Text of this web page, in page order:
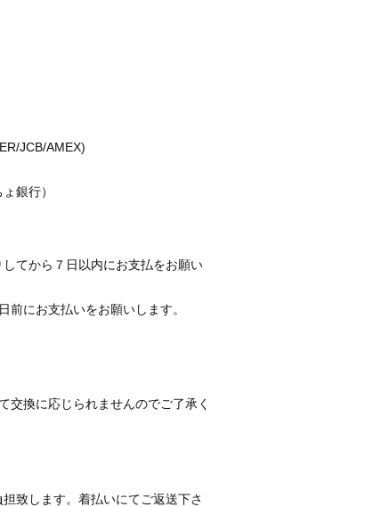
JCB/AMEX)
銀行）
てから７日以内にお支払をお願い
前にお支払いをお願いします。
交換に応じられませんのでご了承く
致します。着払いにてご返送下さ